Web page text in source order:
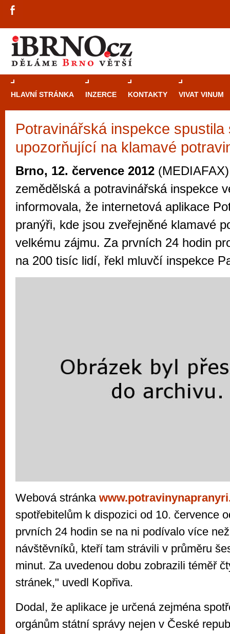
HLAVNÍ STRÁNKA INZERCE KONTAKTY VIVAT VINUM
Potravinářská inspekce spustila
upozorňující na klamavé
Brno, 12. července 2012
zemědělská a potravinářská inspekce
informovala, že internetová aplikace
pranýři, kde jsou zveřejněné klamavé
velkému zájmu. Za prvních 24 hodin
na 200 tisíc lidí, řekl mluvčí inspekce
Webová stránka
spotřebitelům k dispozici od 10. července
prvních 24 hodin se na ni podívalo více
návštěvníků, kteří tam strávili v průměru
minut. Za uvedenou dobu zobrazili téměř
stránek," uvedl Kopřiva.
Dodal, že aplikace je určená zejména
orgánům státní správy nejen v České
Průvodce
Brně: Od
Brno je
zajímavé
restaurace,
Mimo jiné je ale také místem, kde si
vyzkoušet různé kasinové hry. V
metropoli naleznete širokou nabídku her
po moderní automaty jak pro pravidelné
příležitostné hráče. V...